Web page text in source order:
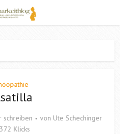
schreiben von Ute Schechinger
Klicks